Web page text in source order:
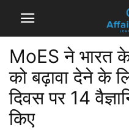
MoES ने भारत
को बढ़ावा देने के
दिवस पर 14
किए